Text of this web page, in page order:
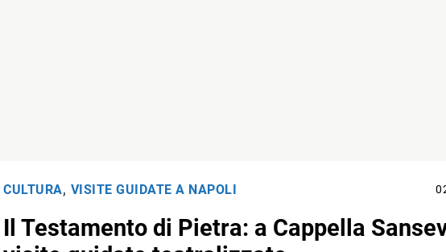
CULTURA, VISITE GUIDATE A NAPOLI
Il Testamento di Pietra: a Cappella